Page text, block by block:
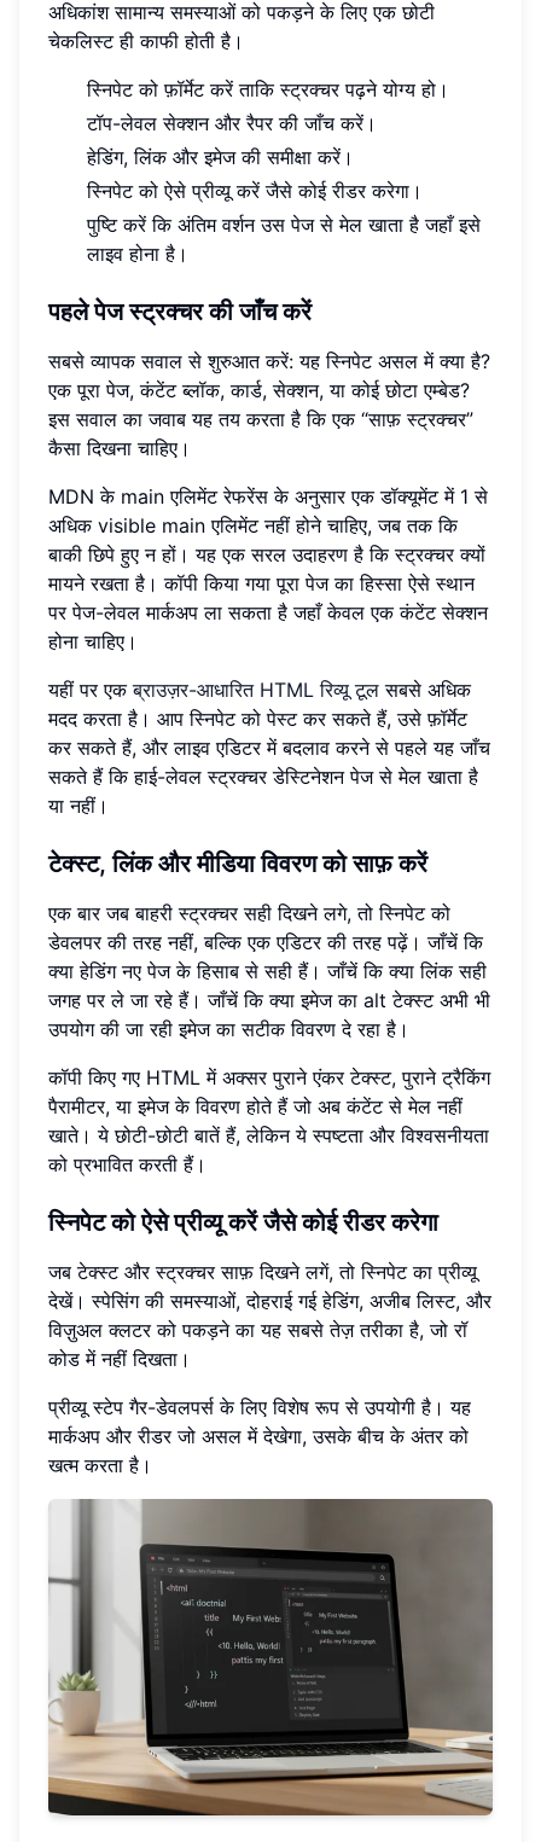
अधिकांश सामान्य समस्याओं को पकड़ने के लिए एक छोटी
चेकलिस्ट ही काफी होती है।
स्निपेट को फ़ॉर्मेट करें ताकि स्ट्रक्चर पढ़ने योग्य हो।
टॉप-लेवल सेक्शन और रैपर की जाँच करें।
हेडिंग, लिंक और इमेज की समीक्षा करें।
स्निपेट को ऐसे प्रीव्यू करें जैसे कोई रीडर करेगा।
पुष्टि करें कि अंतिम वर्शन उस पेज से मेल खाता है जहाँ इसे
लाइव होना है।
पहले पेज स्ट्रक्चर की जाँच करें
सबसे व्यापक सवाल से शुरुआत करें: यह स्निपेट असल में क्या है?
एक पूरा पेज, कंटेंट ब्लॉक, कार्ड, सेक्शन, या कोई छोटा एम्बेड?
इस सवाल का जवाब यह तय करता है कि एक “साफ़ स्ट्रक्चर”
कैसा दिखना चाहिए।
MDN के main एलिमेंट रेफरेंस के अनुसार एक डॉक्यूमेंट में 1 से
अधिक visible main एलिमेंट नहीं होने चाहिए, जब तक कि
बाकी छिपे हुए न हों। यह एक सरल उदाहरण है कि स्ट्रक्चर क्यों
मायने रखता है। कॉपी किया गया पूरा पेज का हिस्सा ऐसे स्थान
पर पेज-लेवल मार्कअप ला सकता है जहाँ केवल एक कंटेंट सेक्शन
होना चाहिए।
यहीं पर एकब्राउज़र-आधारित HTML रिव्यू टूल सबसे अधिक
मदद करता है। आप स्निपेट को पेस्ट कर सकते हैं, उसे फ़ॉर्मेट
कर सकते हैं, और लाइव एडिटर में बदलाव करने से पहले यह जाँच
सकते हैं कि हाई-लेवल स्ट्रक्चर डेस्टिनेशन पेज से मेल खाता है
या नहीं।
टेक्स्ट, लिंक और मीडिया विवरण को साफ़ करें
एक बार जब बाहरी स्ट्रक्चर सही दिखने लगे, तो स्निपेट को
डेवलपर की तरह नहीं, बल्कि एक एडिटर की तरह पढ़ें। जाँचें कि
क्या हेडिंग नए पेज के हिसाब से सही हैं। जाँचें कि क्या लिंक सही
जगह पर ले जा रहे हैं। जाँचें कि क्या इमेज का alt टेक्स्ट अभी भी
उपयोग की जा रही इमेज का सटीक विवरण दे रहा है।
कॉपी किए गए HTML में अक्सर पुराने एंकर टेक्स्ट, पुराने ट्रैकिंग
पैरामीटर, या इमेज के विवरण होते हैं जो अब कंटेंट से मेल नहीं
खाते। ये छोटी-छोटी बातें हैं, लेकिन ये स्पष्टता और विश्वसनीयता
को प्रभावित करती हैं।
स्निपेट को ऐसे प्रीव्यू करें जैसे कोई रीडर करेगा
जब टेक्स्ट और स्ट्रक्चर साफ़ दिखने लगें, तो स्निपेट का प्रीव्यू
देखें। स्पेसिंग की समस्याओं, दोहराई गई हेडिंग, अजीब लिस्ट, और
विज़ुअल क्लटर को पकड़ने का यह सबसे तेज़ तरीका है, जो रॉ
कोड में नहीं दिखता।
प्रीव्यू स्टेप गैर-डेवलपर्स के लिए विशेष रूप से उपयोगी है। यह
मार्कअप और रीडर जो असल में देखेगा, उसके बीच के अंतर को
खत्म करता है।